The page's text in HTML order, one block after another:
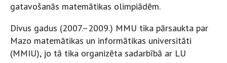
gatavošanās matemātikas olimpiādēm.
Divus gadus (2007.–2009.) MMU tika pārsaukta par
Mazo matemātikas un informātikas universitāti
(MMIU), jo tā tika organizēta sadarbībā ar LU